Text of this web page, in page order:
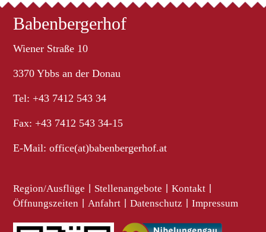
Babenbergerhof
Wiener Straße 10
3370 Ybbs an der Donau
Tel: +43 7412 543 34
Fax: +43 7412 543 34-15
E-Mail:office(at)babenbergerhof.at
Region/Ausflüge Stellenangebote Kontakt
Öffnungszeiten Anfahrt Datenschutz Impressum